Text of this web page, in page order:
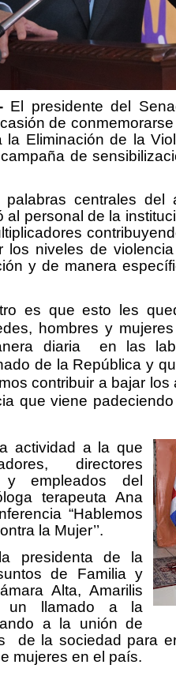
El presidente del
de
la Eliminación de la
de
centrales del
al personal de la
los niveles de
y de manera
es que esto les
hombres y
diaria en las
de la República y
contribuir a bajar los
que viene
actividad a la que
directores
y empleados del
terapeuta Ana
“Hablemos
la Mujer’’.
presidenta de la
de Familia y
Alta, Amarilis
un llamado a la
a la unión de
de la sociedad para
mujeres en el país.